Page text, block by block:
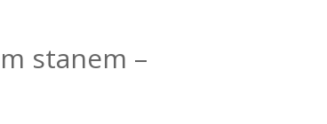
stanem –